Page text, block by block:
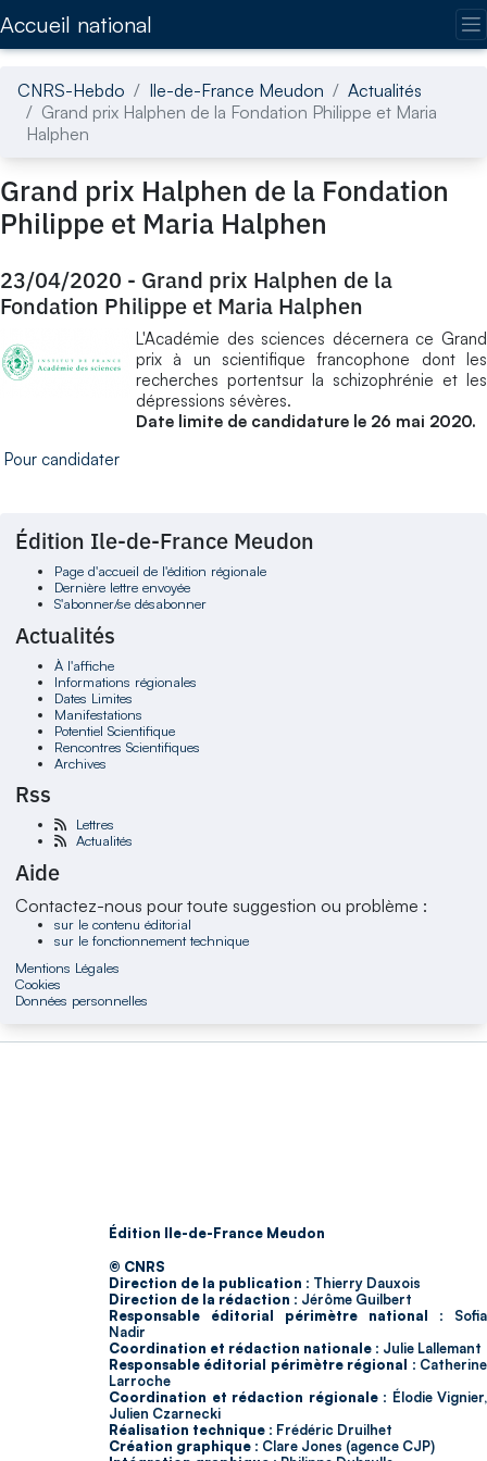
Accueil national
CNRS-Hebdo Ile-de-France Meudon
Actualités
Grand prix Halphen de la Fondation Philippe et Maria
Halphen
Grand prix Halphen de la Fondation
Philippe et Maria Halphen
23/04/2020 - Grand prix Halphen de la
Fondation Philippe et Maria Halphen
L'Académie des sciences décernera ce Grand
prix à un scientifique francophone dont les
recherches portentsur la schizophrénie et les
dépressions sévères.
Date limite de candidature le 26 mai 2020.
Pour candidater
Édition Ile-de-France Meudon
Page d'accueil de l'édition régionale
Dernière lettre envoyée
S'abonner/se désabonner
Actualités
À l'affiche
Informations régionales
Dates Limites
Manifestations
Potentiel Scientifique
Rencontres Scientifiques
Archives
Rss
Lettres
Actualités
Aide
Contactez-nous pour toute suggestion ou problème :
sur le contenu éditorial
sur le fonctionnement technique
Mentions Légales
Cookies
Données personnelles
Édition Ile-de-France Meudon
© CNRS
Direction de la publication : Thierry Dauxois
Direction de la rédaction : Jérôme Guilbert
Responsable éditorial périmètre national : Sofia
Nadir
Coordination et rédaction nationale : Julie Lallemant
Responsable éditorial périmètre régional : Catherine
Larroche
Coordination et rédaction régionale : Élodie Vignier,
Julien Czarnecki
Réalisation technique : Frédéric Druilhet
Création graphique : Clare Jones (agence CJP)